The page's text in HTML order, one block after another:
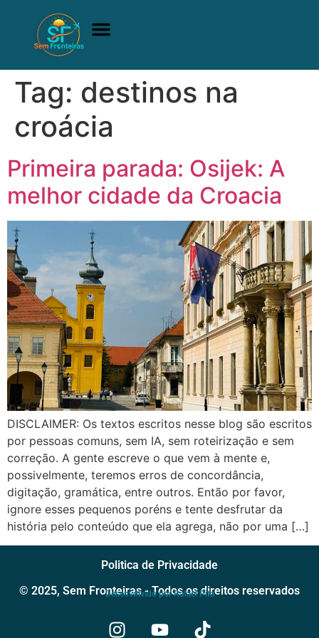
Tag: destinos na
croácia
Primeira parada: Osijek: A
melhor cidade da Croacia
DISCLAIMER: Os textos escritos nesse blog são escritos
por pessoas comuns, sem IA, sem roteirização e sem
correção. A gente escreve o que vem à mente e,
possivelmente, teremos erros de concordância,
digitação, gramática, entre outros. Então por favor,
ignore esses pequenos poréns e tente desfrutar da
história pelo conteúdo que ela agrega, não por uma […]
Politica de Privacidade
© 2025, Sem Fronteiras - Todos os direitos reservados
Desenvolvido por Rafael Pita